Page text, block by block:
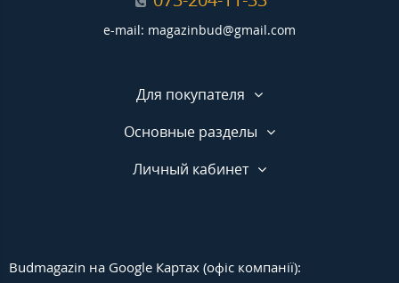
e-mail: magazinbud@gmail.com
Для покупателя
Основные разделы
Личный кабинет
Budmagazin на Google Картах (офіс компанії):